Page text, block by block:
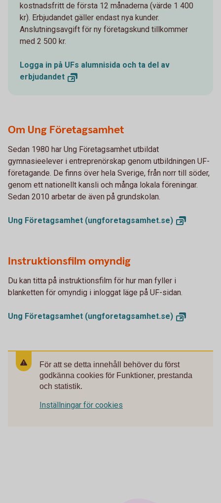
kostnadsfritt de första 12 månaderna (värde 1 400
kr). Erbjudandet gäller endast nya kunder.
Anslutningsavgift för ny företagskund tillkommer
med 2 500 kr.
Logga in på UFs alumnisida och ta del av
erbjudandet
Om Ung Företagsamhet
Sedan 1980 har Ung Företagsamhet utbildat
gymnasieelever i entreprenörskap genom utbildningen UF-
företagande. De finns över hela Sverige, från norr till söder,
genom ett nationellt kansli och många lokala föreningar.
Sedan 2010 arbetar de även på grundskolan.
Ung Företagsamhet (ungforetagsamhet.se)
Instruktionsfilm omyndig
Du kan titta på instruktionsfilm för hur man fyller i
blanketten för omyndig i inloggat läge på UF-sidan.
Ung Företagsamhet (ungforetagsamhet.se)
För att se detta innehåll behöver du först
godkänna cookies för Funktioner, prestanda
och statistik.
Inställningar för cookies